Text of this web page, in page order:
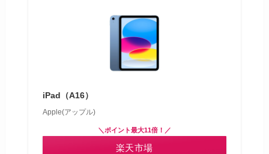
iPad（A16）
Apple(アップル)
＼ポイント最大11倍！／
楽天市場